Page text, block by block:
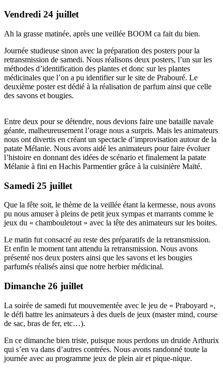
Vendredi 24 juillet
Ah la grasse matinée, après une veillée BOOM ca fait du bien.
Journée studieuse sinon avec la préparation des posters pour la
retransmission de samedi. Nous réalisons deux posters, l’un sur les
méthodes d’identification des plantes et donc sur les plantes
médicinales que l’on a pu identifier sur le site de Prabouré. Le
deuxième poster est dédié à la réalisation de parfum ainsi que celle
des savons et bougies.
Entre deux pour se détendre, nous devions faire une bataille navale
géante, malheureusement l’orage nous a surpris. Mais les animateurs
nous ont divertis en créant un spectacle d’improvisation autour de la
patate Mélanie. Nous avons aidé les animateurs pour faire évoluer
l’histoire en donnant des idées de scénario et finalement la patate
Mélanie à fini en Hachis Parmentier grâce à la cuisinière Maïté.
Samedi 25 juillet
Que la fête soit, le thème de la veillée étant la kermesse, nous avons
pu nous amuser à pleins de petit jeux sympas et marrants comme le
jeux du « chambouletout » avec la tête des animateurs sur les boites.
Le matin fut consacré au reste des préparatifs de la retransmission.
Et enfin le moment tant attendu la retransmission. Nous avons
présenté nos deux posters ainsi que les savons et les bougies
parfumés réalisés ainsi que notre herbier médicinal.
Dimanche 26 juillet
La soirée de samedi fut mouvementée avec le jeu de « Praboyard »,
le défi battre les animateurs à des duels de jeux (master mind, course
de sac, bras de fer, etc…).
En ce dimanche bien triste, puisque nous perdons un druide Arthurix
qui s’en va dans d’autres contrées. Nous avons randonné toute la
journée avec au programme jeux de plein air et pique-nique.